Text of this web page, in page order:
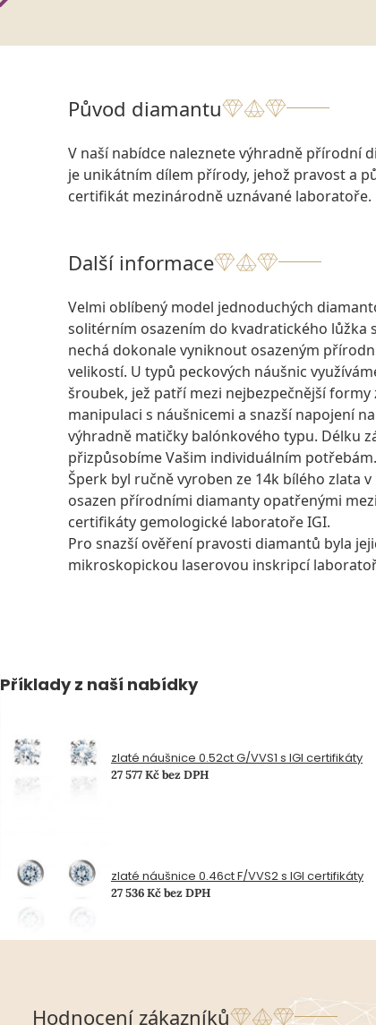
Původ diamantu
V naší nabídce naleznete výhradně přírodní
je unikátním dílem přírody, jehož pravost a
certifikát mezinárodně uznávané laboratoře.
Další informace
Velmi oblíbený model jednoduchých
solitérním osazením do kvadratického lůžka
nechá dokonale vyniknout osazeným
velikostí. U typů peckových náušnic
šroubek, jež patří mezi nejbezpečnější formy
manipulaci s náušnicemi a snazší napojení
výhradně matičky balónkového typu. Délku
přizpůsobíme Vašim individuálním potřebám.
Šperk byl ručně vyroben ze 14k bílého zlata
osazen přírodními diamanty opatřenými
certifikáty gemologické laboratoře IGI.
Pro snazší ověření pravosti diamantů byla
mikroskopickou laserovou inskripcí
Příklady z naší nabídky
zlaté náušnice 0.52ct G/VVS1 s IGI certifikáty
27 577 Kč bez DPH
zlaté náušnice 0.46ct F/VVS2 s IGI certifikáty
27 536 Kč bez DPH
Hodnocení zákazníků